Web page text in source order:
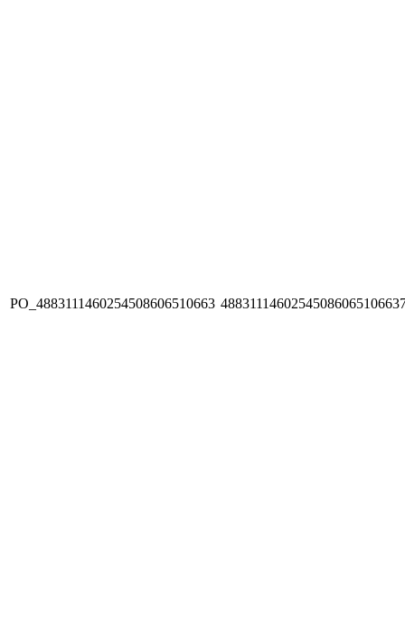
PO_4883111460254508606510663